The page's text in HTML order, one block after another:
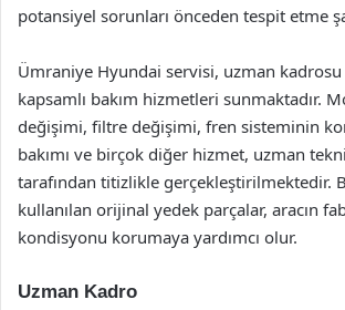
potansiyel sorunları önceden tespit etme
Ümraniye Hyundai servisi, uzman
kapsamlı bakım hizmetleri sunmaktadır.
değişimi, filtre değişimi, fren sisteminin
bakımı ve birçok diğer hizmet, uzman
tarafından titizlikle gerçekleştirilmektedir.
kullanılan orijinal yedek parçalar, aracın
kondisyonu korumaya yardımcı olur.
Uzman Kadro